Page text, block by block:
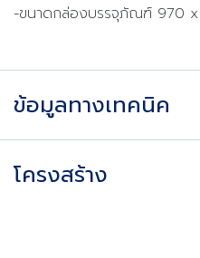
-ขนาดกล่องบรรจุภัณฑ์ 970
ข้อมูลทางเทคนิค
โครงสร้าง